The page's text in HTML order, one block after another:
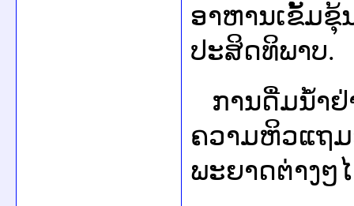
ອາຫານເຂັ້ມຂຸ້
ປະສິດທິພາບ.
ການດື່ມນ້ຳ
ຄວາມຫິວແຖ
ພະຍາດຕ່າງໆ